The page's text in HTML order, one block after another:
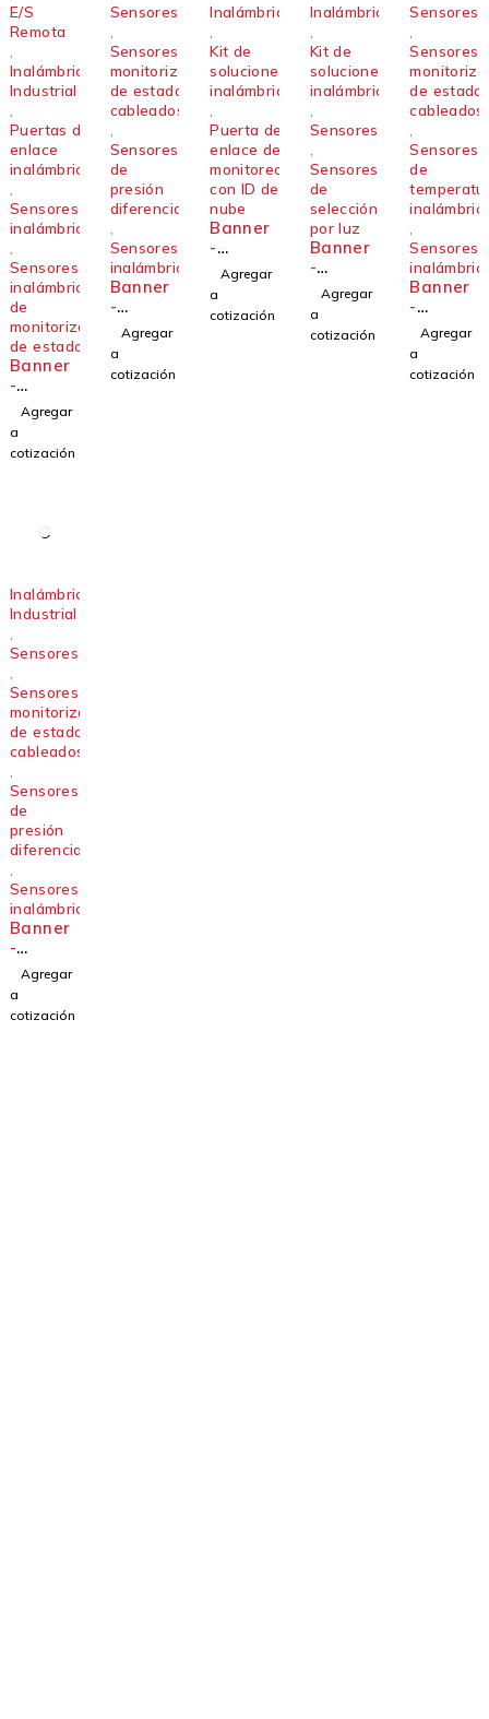
E/S
Remota
Inalámbrico
Industrial
Puertas de
enlace
inalámbricas
Sensores
inalámbricos
Sensores
inalámbricos
de
monitorización
de estado
Banner
-
Control
ador
inalámb
rico
DXM
Agregar
a
cotización
Sensores
Sensores de
monitorización
de estado
cableados
Sensores
de
presión
diferencial
Sensores
inalámbricos
Banner
-
Sensor
QM42-
DPS5-
2Q
Agregar
a
cotización
Inalámbricos
Kit de
soluciones
inalámbricas
Puerta de
enlace de
monitoreo
con ID de
nube
Banner
-
DXM120
0-CK9-A
Agregar
a
cotización
Inalámbricos
Kit de
soluciones
inalámbricas
Sensores
Sensores
de
selección
por luz
Banner
-
Solució
sencilla
para
Agregar
a
cotización
Sensores
Sensores
de estado
cableados
Sensores
de
Sensores
Banner
-
Sensor
M12FTH
3Q
Agregar
a
cotización
Inalámbrico
Industrial
Sensores
Sensores de
monitorización
de estado
cableados
Sensores
de
presión
diferencial
Sensores
inalámbricos
Banner
-
Sensor
QM42-
DPS20-
2Q
Agregar
a
cotización